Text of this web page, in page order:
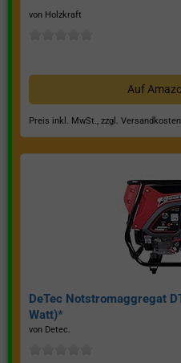
von Holzkraft
Auf
Preis inkl. MwSt., zzgl. Versandkosten
DeTec Notstromaggregat
Watt)*
von Detec.